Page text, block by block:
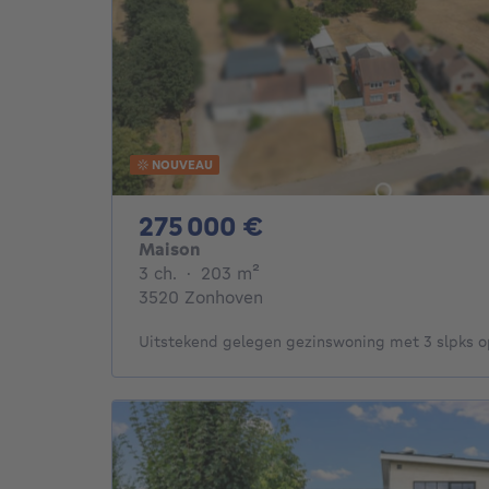
NOUVEAU
275 000 €
Maison
3 ch. 3 chambres
· 203 m²
3520 Zonhoven
Uitstekend gelegen gezinswoning met 3 slpks